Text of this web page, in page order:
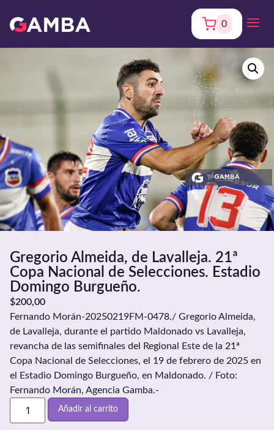
0
Gregorio Almeida, de Lavalleja. 21ª
Copa Nacional de Selecciones. Estadio
Domingo Burgueño.
$200,00
Fernando Morán-20250219FM-0478./ Gregorio Almeida,
de Lavalleja, durante el partido Maldonado vs Lavalleja,
revancha de las semifinales del Regional Este de la 21ª
Copa Nacional de Selecciones, el 19 de febrero de 2025 en
el Estadio Domingo Burgueño, en Maldonado. / Foto:
Fernando Morán, Agencia Gamba.-
Añadir al carrito